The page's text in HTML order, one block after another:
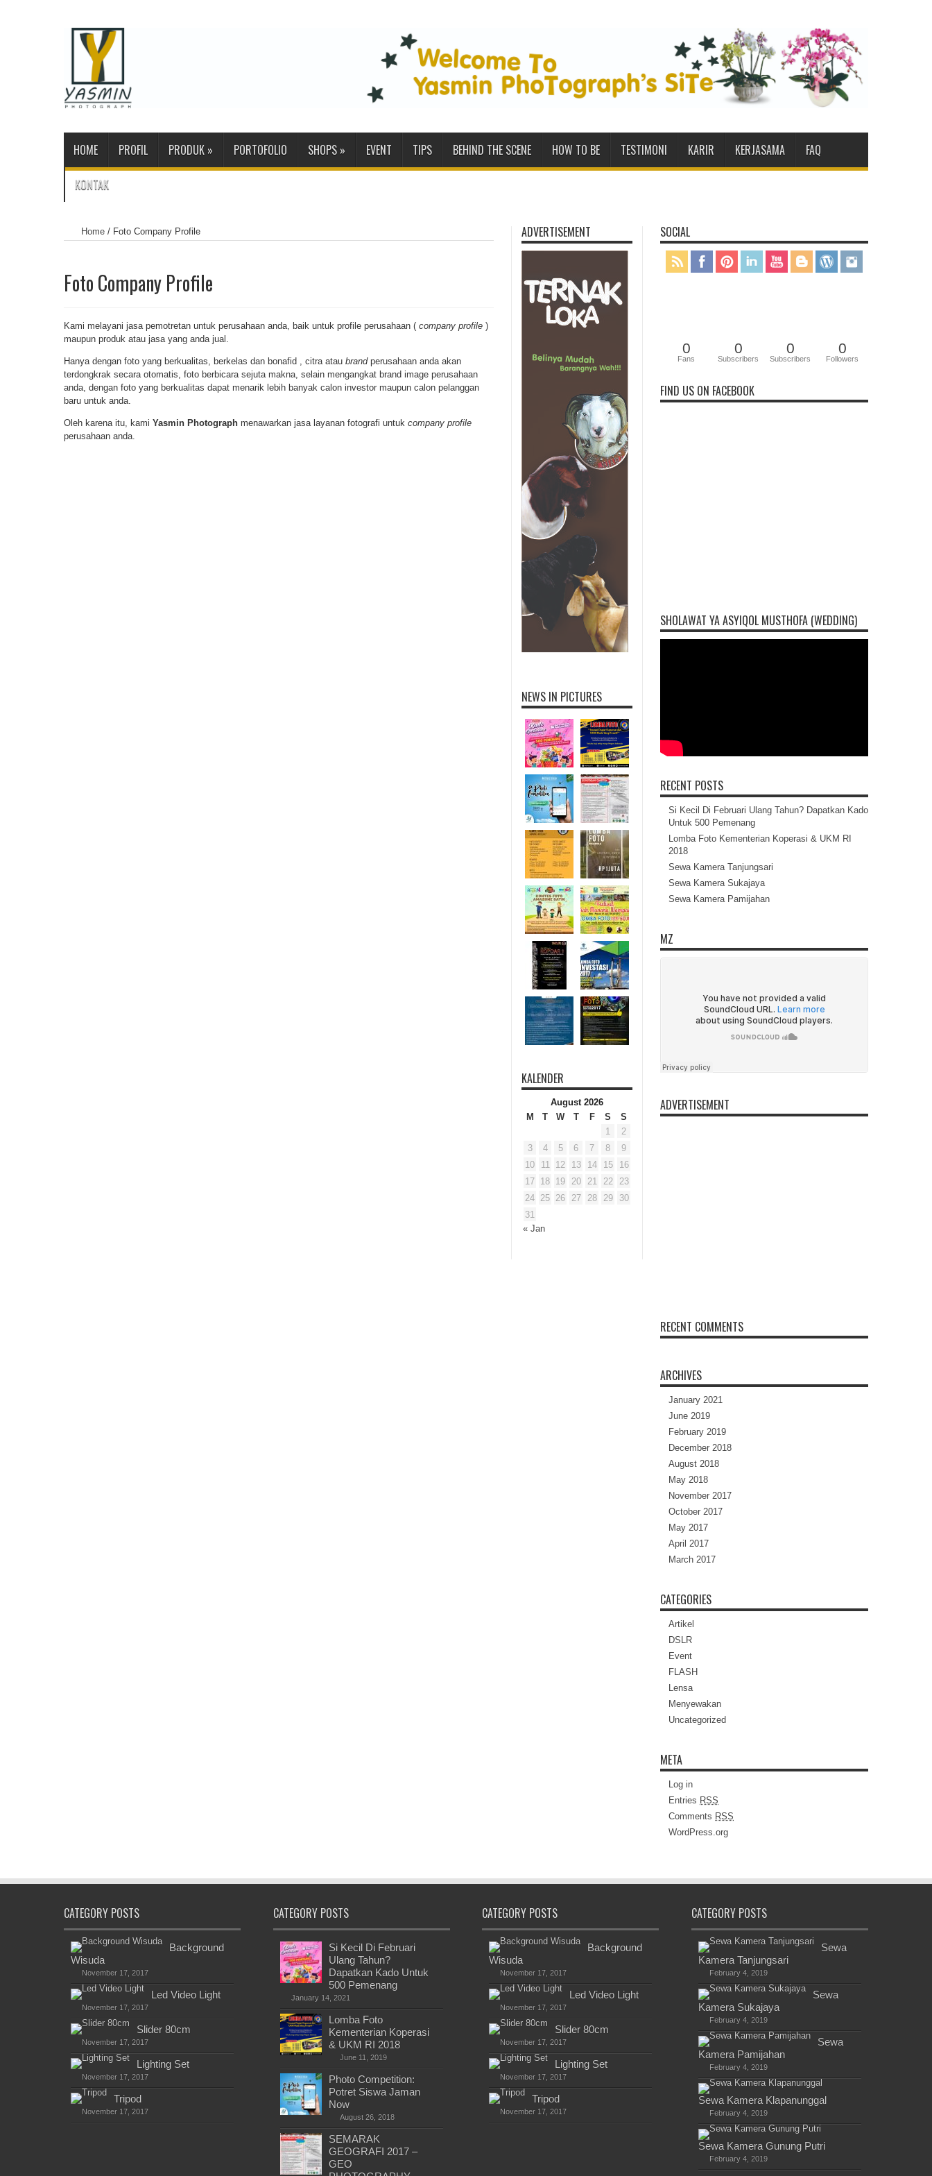
HOME PROFIL PRODUK » PORTOFOLIO SHOPS » EVENT TIPS BEHIND THE SCENE HOW TO BE TESTIMONI KARIR KERJASAMA FAQ
KONTAK
Home / Foto Company Profile
Foto Company Profile
Kami melayani jasa pemotretan untuk perusahaan anda, baik untuk profile perusahaan ( company profile )
maupun produk atau jasa yang anda jual.
Hanya dengan foto yang berkualitas, berkelas dan bonafid , citra atau brandperusahaan anda akan
terdongkrak secara otomatis, foto berbicara sejuta makna, selain mengangkat brand image perusahaan
anda, dengan foto yang berkualitas dapat menarik lebih banyak calon investor maupun calon pelanggan
baru untuk anda.
Oleh karena itu, kami Yasmin Photograph menawarkan jasa layanan fotografi untuk company profile
perusahaan anda.
ADVERTISEMENT
NEWS IN PICTURES
KALENDER
August 2026
M
T W T F S S
« Jan
1
2
3
4 5 6 7 8
9
10
11 12 13 14 15
16
17 18 19 20 21 22
23
24 25 26 27 28 29
30
31
SOCIAL
0
Fans
0
Subscribers
0
Subscribers
0
Followers
FIND US ON FACEBOOK
SHOLAWAT YA ASYIQOL MUSTHOFA (WEDDING)
RECENT POSTS
Si Kecil Di Februari Ulang Tahun? Dapatkan Kado
Untuk 500 Pemenang
Lomba Foto Kementerian Koperasi & UKM RI
2018
Sewa Kamera Tanjungsari
Sewa Kamera Sukajaya
Sewa Kamera Pamijahan
MZ
ADVERTISEMENT
RECENT COMMENTS
ARCHIVES
January 2021
June 2019
February 2019
December 2018
August 2018
May 2018
November 2017
October 2017
May 2017
April 2017
March 2017
CATEGORIES
Artikel
DSLR
Event
FLASH
Lensa
Menyewakan
Uncategorized
META
Log in
Entries RSS
Comments RSS
WordPress.org
CATEGORY POSTS
Background
Wisuda
November 17, 2017
Led Video Light
November 17, 2017
Slider 80cm
November 17, 2017
Lighting Set
November 17, 2017
Tripod
November 17, 2017
CATEGORY POSTS
Si Kecil Di Februari
Ulang Tahun?
Dapatkan Kado Untuk
500 Pemenang
January 14, 2021
Lomba Foto
Kementerian Koperasi
& UKM RI 2018
June 11, 2019
Photo Competition:
Potret Siswa Jaman
Now
August 26, 2018
SEMARAK
GEOGRAFI 2017 –
GEO
CATEGORY POSTS
Background
Wisuda
November 17, 2017
Led Video Light
November 17, 2017
Slider 80cm
November 17, 2017
Lighting Set
November 17, 2017
Tripod
November 17, 2017
CATEGORY POSTS
Sewa
Kamera Tanjungsari
February 4, 2019
Sewa
Kamera Sukajaya
February 4, 2019
Sewa
Kamera Pamijahan
February 4, 2019
Sewa Kamera Klapanunggal
February 4, 2019
Sewa Kamera Gunung Putri
February 4, 2019